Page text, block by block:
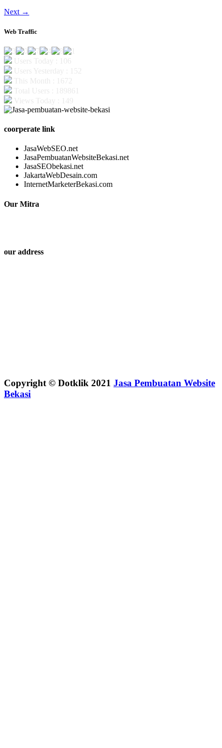
Next →
Web Traffic
coorperate link
JasaWebSEO.net
JasaPembuatanWebsiteBekasi.net
JasaSEObekasi.net
JakartaWebDesain.com
InternetMarketerBekasi.com
Our Mitra
our address
Copyright © Dotklik 2021 Jasa Pembuatan Website
Bekasi